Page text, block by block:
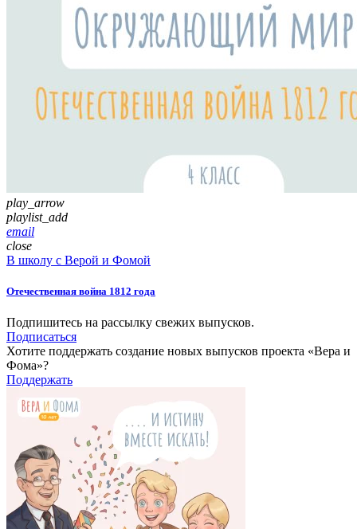
play_arrow
playlist_add
email
close
В школу с Верой и Фомой
Отечественная война 1812 года
Подпишитесь на рассылку свежих выпусков.
Подписаться
Хотите поддержать создание новых выпусков проекта «Вера и
Фома»?
Поддержать